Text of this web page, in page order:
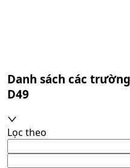
Danh sách các
D49
Lọc theo